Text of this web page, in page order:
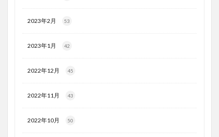
2023年2月 53
2023年1月 42
2022年12月 45
2022年11月 43
2022年10月 50